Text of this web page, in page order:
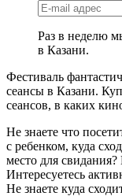
Раз в неделю
в Казани.
Фестиваль
сеансы в Казани.
сеансов, в каких
Не знаете что
с ребенком, куда
место для
Интересуетесь
Не знаете куда